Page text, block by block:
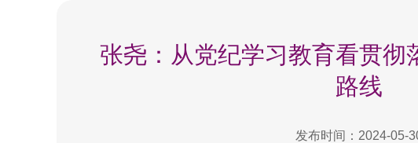
张尧：从党纪学习教育看贯彻
路线
发布时间：2024-05-